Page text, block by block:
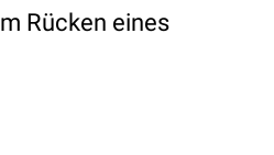
Rücken eines